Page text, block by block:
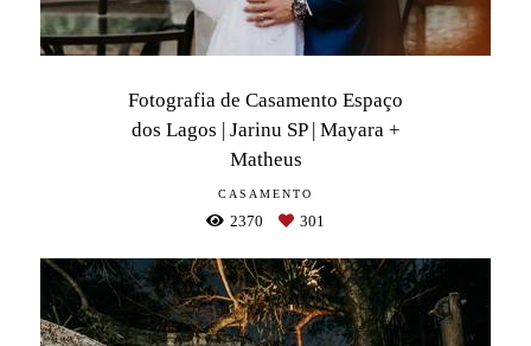
Fotografia de Casamento Espaço
dos Lagos | Jarinu SP | Mayara +
Matheus
CASAMENTO
2370 301